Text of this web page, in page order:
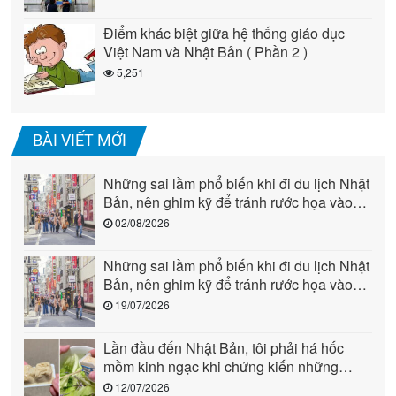
Điểm khác biệt giữa hệ thống giáo dục
Việt Nam và Nhật Bản ( Phần 2 )
5,251
BÀI VIẾT MỚI
Những sai lầm phổ biến khi đi du lịch Nhật
Bản, nên ghim kỹ để tránh rước họa vào
người (phần 2)
02/08/2026
Những sai lầm phổ biến khi đi du lịch Nhật
Bản, nên ghim kỹ để tránh rước họa vào
người (phần 1)
19/07/2026
Lần đầu đến Nhật Bản, tôi phải há hốc
mồm kinh ngạc khi chứng kiến những
cảnh này: Quả là “quốc gia đến từ tương
12/07/2026